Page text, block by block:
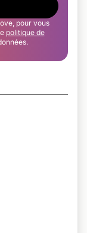
pour vous
politique de